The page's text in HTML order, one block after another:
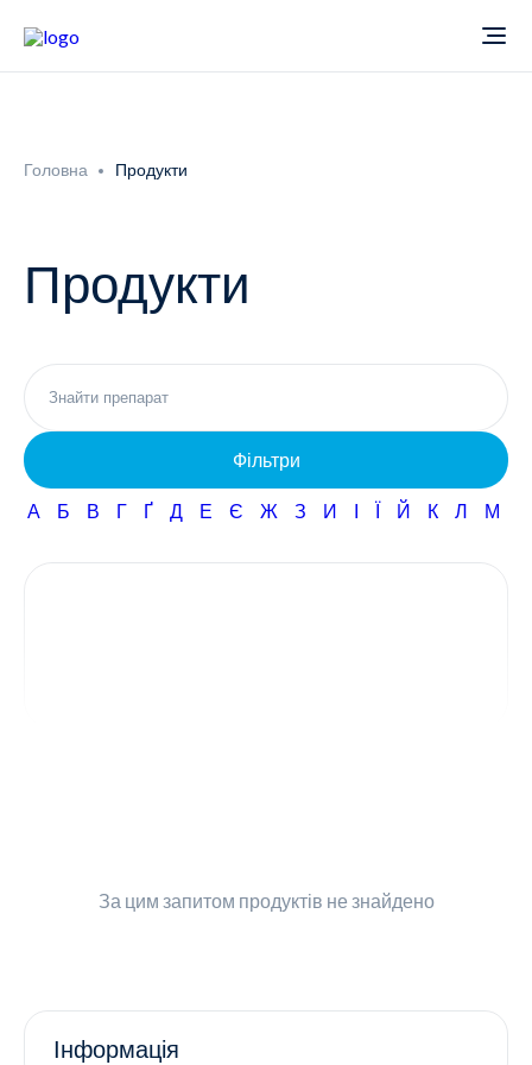
Новини
Неврологія
Всі продукти
Фармаконагляд
Кар'єра
Головна Продукти
Продукти
Фільтри
А Б В Г Ґ Д Е Є Ж З И І Ї Й К Л М
За цим запитом продуктів не знайдено
Інформація